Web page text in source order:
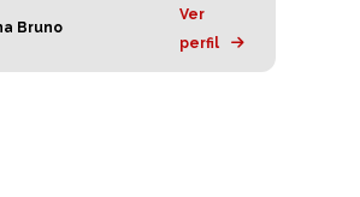
Bruno
Ver
perfil